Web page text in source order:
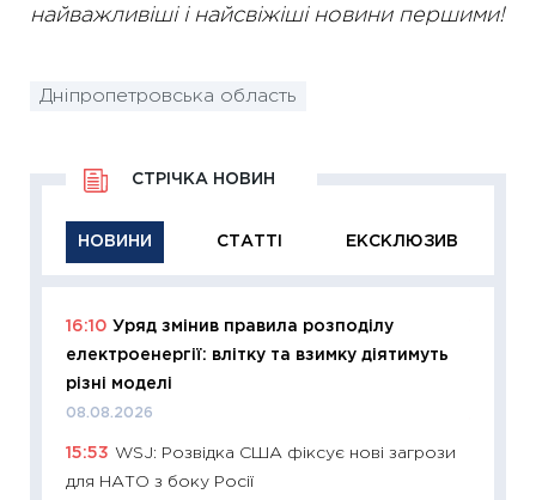
найважливіші і найсвіжіші новини першими!
Дніпропетровська область
НОВИНИ СТАТТІ ЕКСКЛЮЗИВ
СТРІЧКА НОВИН
16:10 Уряд змінив правила розподілу
електроенергії: влітку та взимку діятимуть
різні моделі
08.08.2026
15:53 WSJ: Розвідка США фіксує нові загрози
для НАТО з боку Росії